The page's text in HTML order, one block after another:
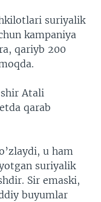
suriyalik
kampaniya
qariyb 200
Atali
qarab
u ham
suriyalik
Sir emaski,
buyumlar